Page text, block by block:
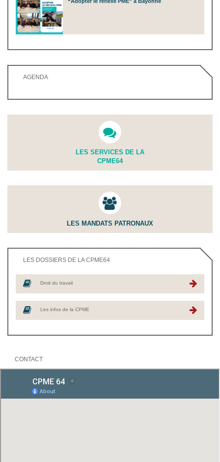
AGENDA
LES SERVICES DE LA
CPME64
LES MANDATS PATRONAUX
LES DOSSIERS DE LA CPME64
Droit du travail
Les infos de la CPME
CONTACT